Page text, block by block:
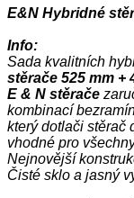
E&N Hybridné
Info:
Sada kvalitních
stěrače 525 mm +
E & N stěrače
kombinací
který dotlači stěrač
vhodné pro
Nejnovější
Čisté sklo a jasný